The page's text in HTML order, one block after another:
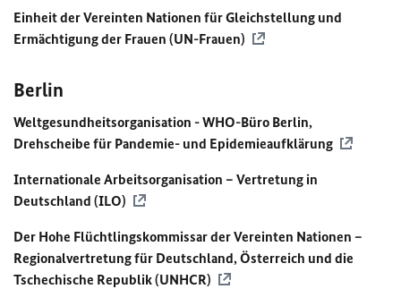
Einheit der Vereinten Nationen für Gleichstellung und
Ermächtigung der Frauen (UN-Frauen)
Berlin
Weltgesundheitsorganisation -WHO-Büro Berlin,
Drehscheibe für Pandemie- und Epidemieaufklärung
Internationale Arbeitsorganisation – Vertretung in
Deutschland (ILO)
Der Hohe Flüchtlingskommissar der Vereinten Nationen –
Regionalvertretung für Deutschland, Österreich und die
Tschechische Republik (UNHCR)